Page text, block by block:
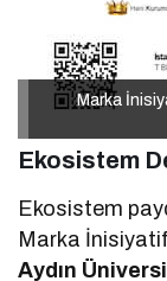
Marka
Marka
Ekosistem
Ekosistem
Marka
Aydın